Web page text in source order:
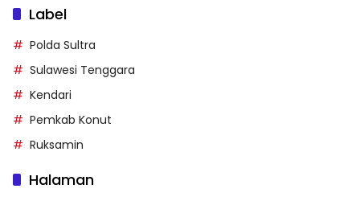
Label
Polda Sultra
Sulawesi Tenggara
Kendari
Pemkab Konut
Ruksamin
Halaman